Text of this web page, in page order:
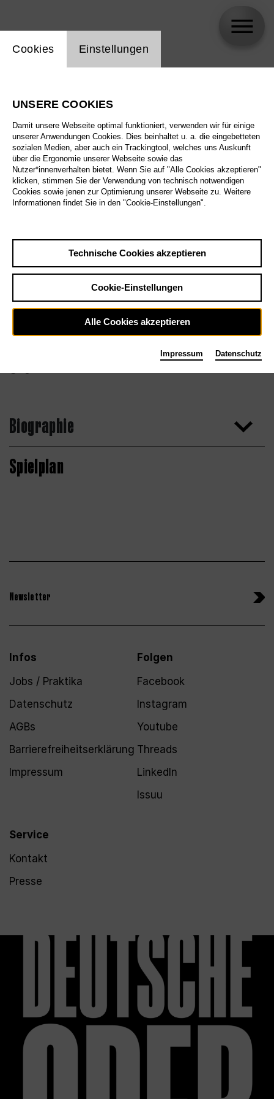
Biographie
Spielplan
Newsletter
Infos
Jobs / Praktika
Datenschutz
AGBs
Barrierefreiheitserklärung
Impressum
Service
Kontakt
Presse
Folgen
Facebook
Instagram
Youtube
Threads
LinkedIn
Issuu
Einstellung Website Cookie
Cookies Einstellungen
UNSERE COOKIES
Damit unsere Webseite optimal funktioniert, verwenden wir für einige
unserer Anwendungen Cookies. Dies beinhaltet u. a. die eingebetteten
sozialen Medien, aber auch ein Trackingtool, welches uns Auskunft
über die Ergonomie unserer Webseite sowie das
Nutzer*innenverhalten bietet. Wenn Sie auf "Alle Cookies akzeptieren"
klicken, stimmen Sie der Verwendung von technisch notwendigen
Cookies sowie jenen zur Optimierung unserer Webseite zu. Weitere
Informationen findet Sie in den "Cookie-Einstellungen".
Technische Cookies akzeptieren
Cookie-Einstellungen
Alle Cookies akzeptieren
Impressum Datenschutz